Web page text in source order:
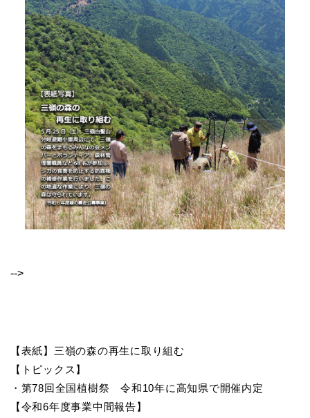
-->
【表紙】三嶺の森の再生に取り組む
【トピックス】
・第78回全国植樹祭 令和10年に高知県で開催内定
【令和6年度事業中間報告】